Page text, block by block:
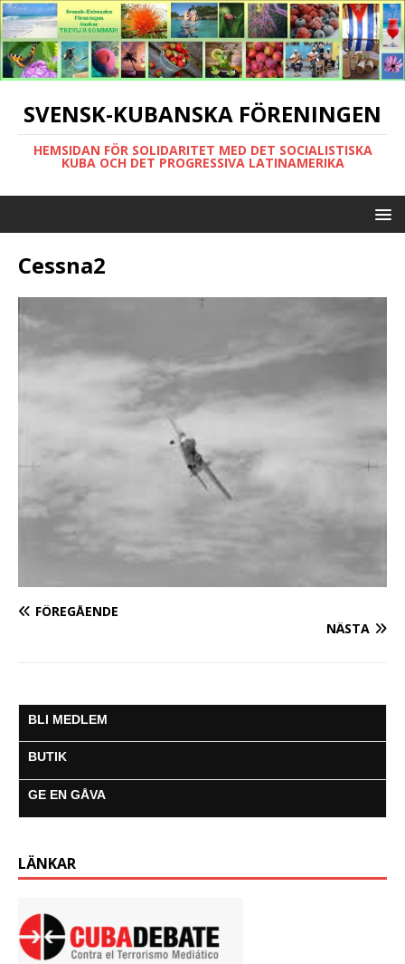
SVENSK-KUBANSKA FÖRENINGEN
HEMSIDAN FÖR SOLIDARITET MED DET SOCIALISTISKA
KUBA OCH DET PROGRESSIVA LATINAMERIKA
Cessna2
FÖREGÅENDE
NÄSTA
BLI MEDLEM
BUTIK
GE EN GÅVA
LÄNKAR